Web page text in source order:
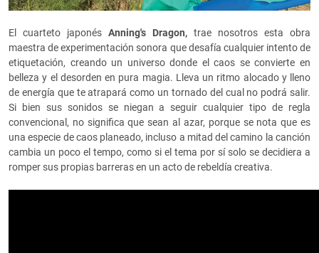
El cuarteto japonés Anning's Dragon, trae nosotros esta obra
maestra de experimentación sonora que desafía cualquier intento de
etiquetación, creando un universo donde el caos se convierte en
belleza y el desorden en pura magia. Lleva un ritmo alocado y lleno
de energía que te atrapará como un tornado del cual no podrá salir.
Si bien sus sonidos se niegan a seguir cualquier tipo de regla
convencional, no significa que sean al azar, porque se nota que es
una especie de caos planeado, incluso a mitad del camino la canción
cambia un poco el tempo, como si el tema por sí solo se decidiera a
romper sus propias barreras en un acto de rebeldía creativa.